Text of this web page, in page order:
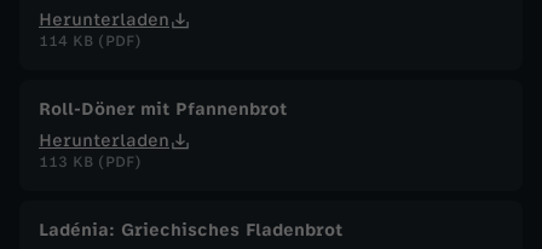
Herunterladen
114 KB (PDF)
Roll-Döner mit Pfannenbrot
Herunterladen
113 KB (PDF)
Ladénia: Griechisches Fladenbrot